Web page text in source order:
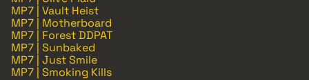
MP7 | Vault Heist
MP7 | Motherboard
MP7 | Forest DDPAT
MP7 | Sunbaked
MP7 | Just Smile
MP7 | Smoking Kills